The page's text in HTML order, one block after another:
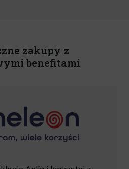
zakupy z
benefitami